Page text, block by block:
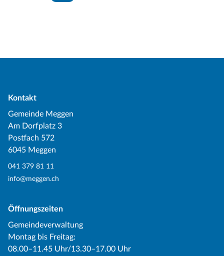
Kontakt
Gemeinde Meggen
Am Dorfplatz 3
Postfach 572
6045 Meggen
041 379 81 11
info@meggen.ch
Öffnungszeiten
Gemeindeverwaltung
Montag bis Freitag:
08.00–11.45 Uhr/13.30–17.00 Uhr